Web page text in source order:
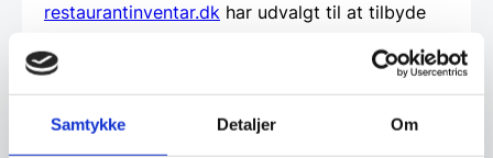
Samtykke Detaljer Om
restaurantinventar.dk har udvalgt til at tilbyde
Beregn og ansøg her